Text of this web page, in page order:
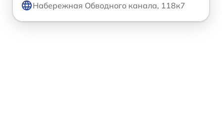
Набережная Обводного канала, 118к7